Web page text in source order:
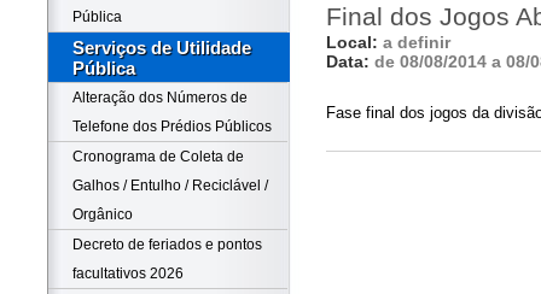
Pública
Serviços de Utilidade
Pública
Alteração dos Números de
Telefone dos Prédios Públicos
Cronograma de Coleta de
Galhos / Entulho / Reciclável /
Orgânico
Decreto de feriados e pontos
facultativos 2026
Final dos Jogos
Local: a definir
Data: de 08/08/2014 a 08/
Fase final dos jogos da